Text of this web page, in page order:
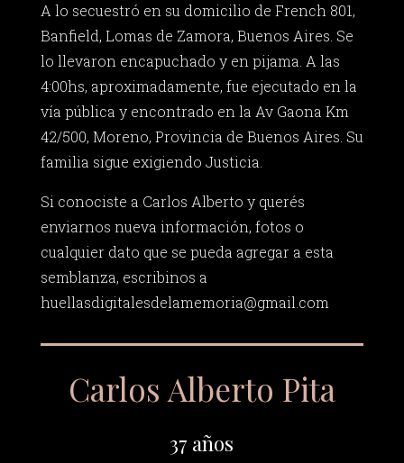
A lo secuestró en su domicilio de French 801,
Banfield, Lomas de Zamora, Buenos Aires. Se
lo llevaron encapuchado y en pijama. A las
4:00hs, aproximadamente, fue ejecutado en la
vía pública y encontrado en la Av Gaona Km
42/500, Moreno, Provincia de Buenos Aires. Su
familia sigue exigiendo Justicia.
Si conociste a Carlos Alberto y querés
enviarnos nueva información, fotos o
cualquier dato que se pueda agregar a esta
semblanza, escribinos a
huellasdigitalesdelamemoria@gmail.com
Carlos Alberto Pita
37 años